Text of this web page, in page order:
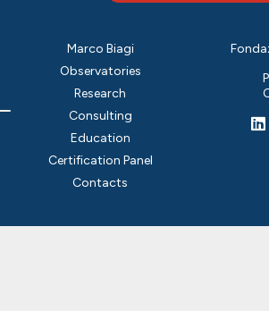
Marco Biagi
Observatories
Research
Consulting
Education
Certification Panel
Contacts